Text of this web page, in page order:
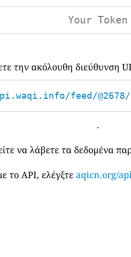
την ακόλουθη διεύθυνση
feed/@2678/
.
να λάβετε τα δεδομένα
το API, ελέγξτε aqicn.org/